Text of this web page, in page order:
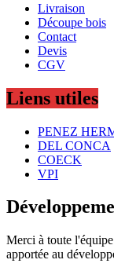
Livraison
Découpe bois
Contact
Devis
CGV
Liens utiles
PENEZ
DEL CONCA
COECK
VPI
Merci à toute
apportée au